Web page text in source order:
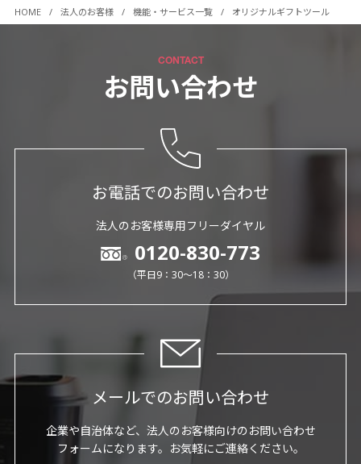
HOME 法人のお客様 機能・サービス一覧 オリジナルギフトツール
CONTACT
お問い合わせ
お電話でのお問い合わせ
法人のお客様専用フリーダイヤル
0120-830-773
（平日9：30～18：30）
メールでのお問い合わせ
企業や自治体など、法人のお客様向けのお問い合わせ
フォームになります。お気軽にご連絡ください。